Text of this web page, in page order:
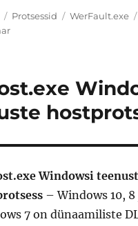
Rubriigid
Protsessid Sildid
WerFault.exe
Windowsi
– Windows 10, 8
7 on dünaamiliste